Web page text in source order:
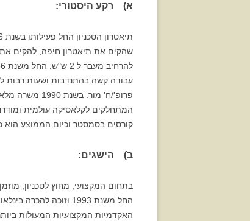
א) רקע היסטורי:
שהקים את תיאטרון חיפה, להקים את
קורסים בסמסטר וכיום הממוצע הוא כ 300 רשומים בשנה. סה"כ למדו תיאטרון כ 3500 סטודנטים נכון לסוף שנת
ב) הישגים:
בתחום המקצועי, מחוץ לטכניון,
האקדמיות המקצועיות המעולות